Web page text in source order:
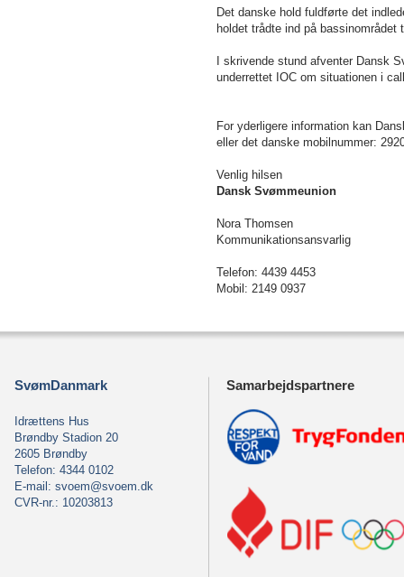
Det danske hold fuldførte det
holdet trådte ind på
I skrivende stund afventer Dansk
underrettet IOC om situationen i
For yderligere information kan
eller det danske mobilnummer:
Venlig hilsen
Dansk Svømmeunion
Nora Thomsen
Kommunikationsansvarlig
Telefon: 4439 4453
Mobil: 2149 0937
SvømDanmark
Idrættens Hus
Brøndby Stadion 20
2605 Brøndby
Telefon: 4344 0102
E-mail: svoem@svoem.dk
CVR-nr.: 10203813
Samarbejdspartnere